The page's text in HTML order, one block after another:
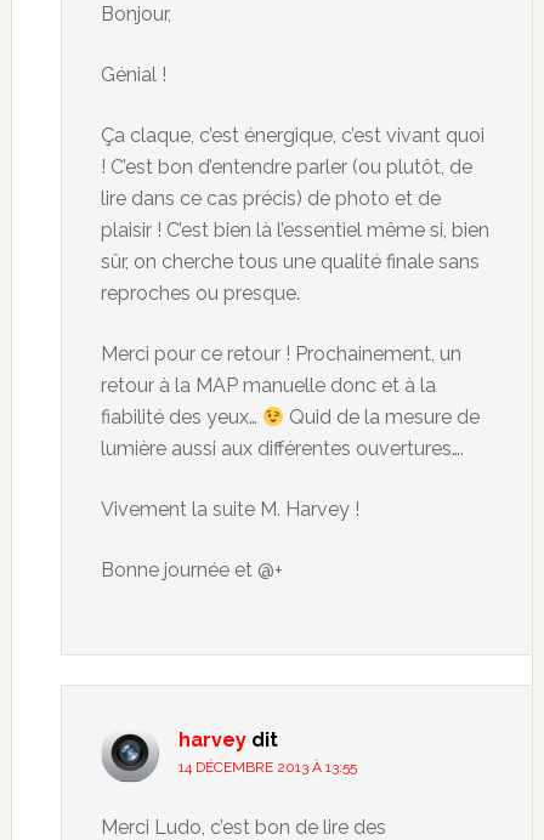
Bonjour,
Génial !
Ça claque, c’est énergique, c’est vivant quoi
! C’est bon d’entendre parler (ou plutôt, de
lire dans ce cas précis) de photo et de
plaisir ! C’est bien là l’essentiel même si, bien
sûr, on cherche tous une qualité finale sans
reproches ou presque.
Merci pour ce retour ! Prochainement, un
retour à la MAP manuelle donc et à la
fiabilité des yeux…
Quid de la mesure de
lumière aussi aux différentes ouvertures….
Vivement la suite M. Harvey !
Bonne journée et @+
harvey dit
14 DÉCEMBRE 2013 À 13:55
Merci Ludo, c’est bon de lire des